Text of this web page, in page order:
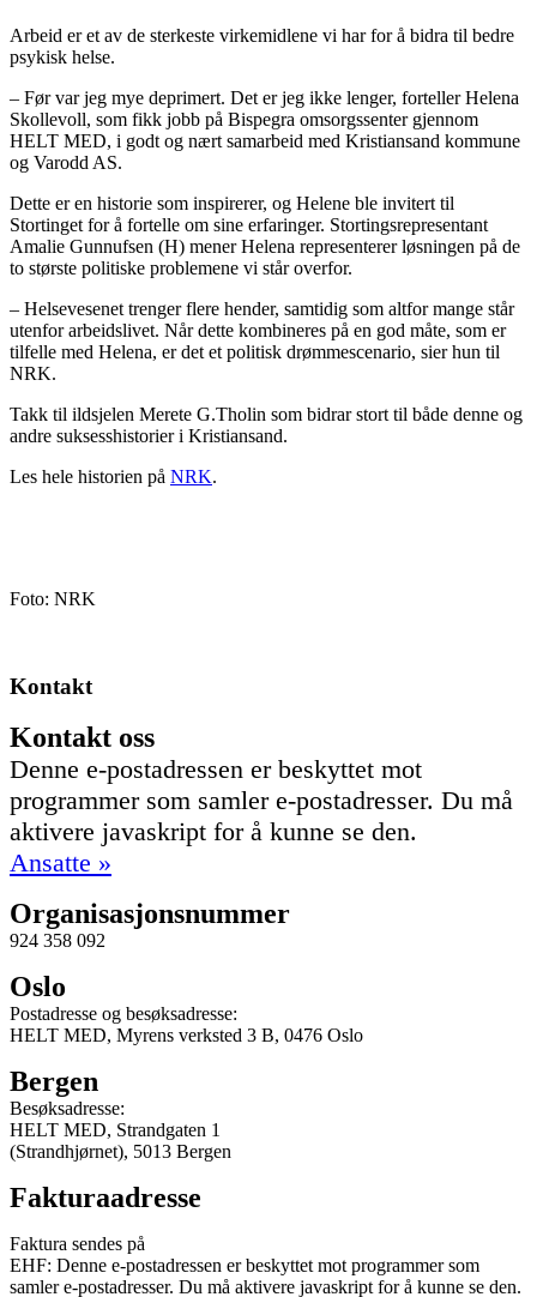
Arbeid er et av de sterkeste virkemidlene vi har for å bidra til bedre
psykisk helse.
– Før var jeg mye deprimert. Det er jeg ikke lenger, forteller Helena
Skollevoll, som fikk jobb på Bispegra omsorgssenter gjennom
HELT MED, i godt og nært samarbeid med Kristiansand kommune
og Varodd AS.
Dette er en historie som inspirerer, og Helene ble invitert til
Stortinget for å fortelle om sine erfaringer. Stortingsrepresentant
Amalie Gunnufsen (H) mener Helena representerer løsningen på de
to største politiske problemene vi står overfor.
– Helsevesenet trenger flere hender, samtidig som altfor mange står
utenfor arbeidslivet. Når dette kombineres på en god måte, som er
tilfelle med Helena, er det et politisk drømmescenario, sier hun til
NRK.
Takk til ildsjelen Merete G.Tholin som bidrar stort til både denne og
andre suksesshistorier i Kristiansand.
Les hele historien på NRK.
Foto: NRK
Kontakt
Kontakt oss
Denne e-postadressen er beskyttet mot
programmer som samler e-postadresser. Du må
aktivere javaskript for å kunne se den.
Ansatte »
Organisasjonsnummer
924 358 092
Oslo
Postadresse og besøksadresse:
HELT MED, Myrens verksted 3 B, 0476 Oslo
Bergen
Besøksadresse:
HELT MED, Strandgaten 1
(Strandhjørnet), 5013 Bergen
Fakturaadresse
Faktura sendes på
EHF: Denne e-postadressen er beskyttet mot programmer som
samler e-postadresser. Du må aktivere javaskript for å kunne se den.